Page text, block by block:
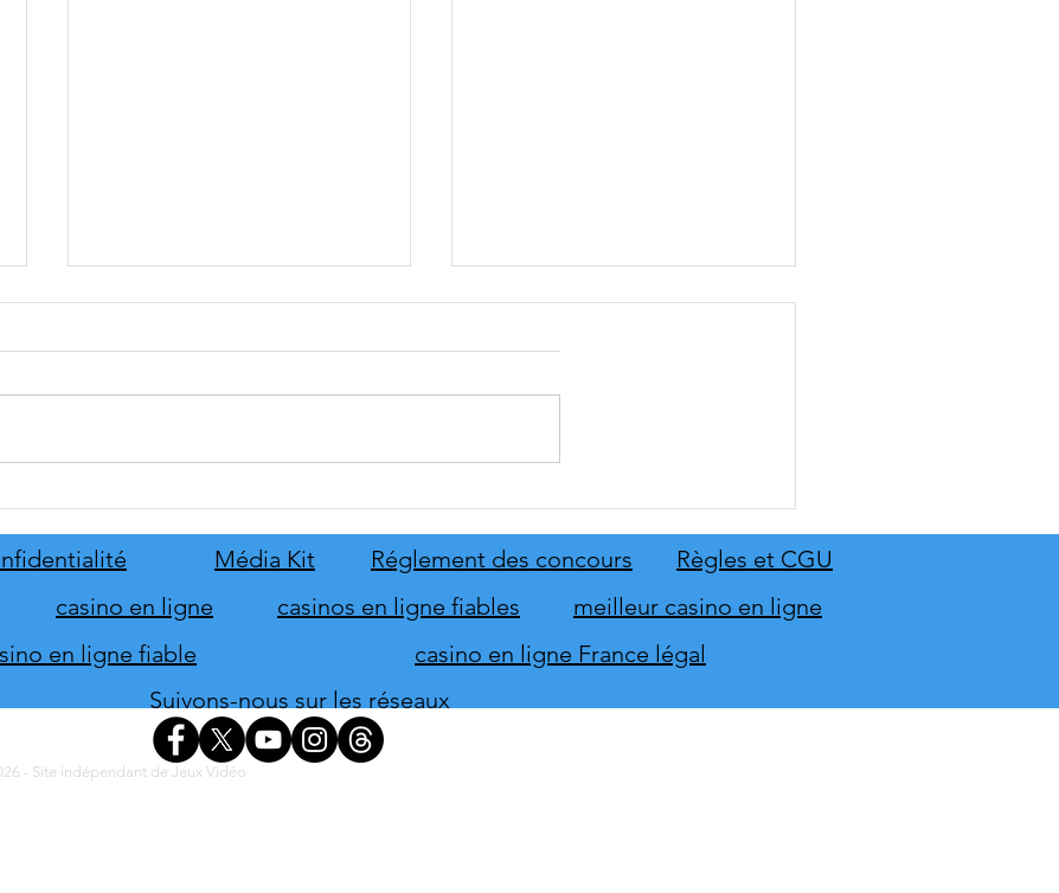
de son extension Homme
d'honneur
Média Kit Règles et CGU
Réglement des concours
meilleur casino en ligne
casino en ligne
casinos en ligne fiables
en ligne fiable
casino en ligne France légal
Suivons-nous sur les réseaux
- Site indépendant de Jeux Vidéo